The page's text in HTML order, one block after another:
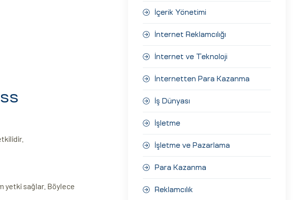
yetki sağlar. Böylece
İçerik Yönetimi
İnternet Reklamcılığı
İnternet ve Teknoloji
İnternetten Para Kazanma
İş Dünyası
İşletme
İşletme ve Pazarlama
Para Kazanma
Reklamcılık